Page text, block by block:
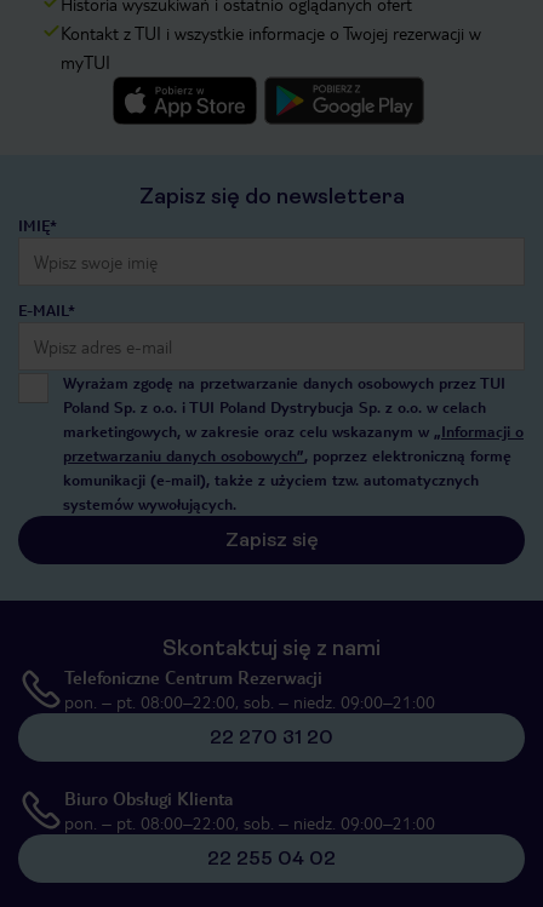
Kontakt z TUI i wszystkie informacje o Twojej rezerwacji w
myTUI
Zapisz się do newslettera
IMIĘ*
E-MAIL*
Wyrażam zgodę na przetwarzanie danych osobowych przez TUI
Poland Sp. z o.o. i TUI Poland Dystrybucja Sp. z o.o. w celach
marketingowych, w zakresie oraz celu wskazanym w „Informacji o
przetwarzaniu danych osobowych”, poprzez elektroniczną formę
komunikacji (e-mail), także z użyciem tzw. automatycznych
systemów wywołujących.
Zapisz się
Skontaktuj się z nami
Telefoniczne Centrum Rezerwacji
pon. – pt. 08:00–22:00, sob. – niedz. 09:00–21:00
22 270 31 20
Biuro Obsługi Klienta
pon. – pt. 08:00–22:00, sob. – niedz. 09:00–21:00
22 255 04 02